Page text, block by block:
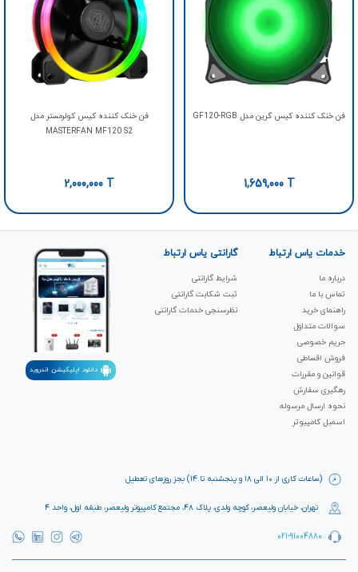
فن خنک کننده کیس گرین مدل GF120-RGB
1,659,000T
فن خنک کننده کیس کولرمستر مدل
MASTERFAN MF120 S2
2,000,000 T
(ساعات کاری از ۱۰ الی ۱۸ و پنجشنبه تا ۱۴) بجز روزهای تعطیل
تهران، خیابان ولیعصر، کوچه ولدی، پلاک ۴۸، مجتمع کامپیوتر ولیعصر، طبقه اول، واحد ۴
021-91004880
خدمات یاس ارتباط
درباره ما
تماس با ما
راهنمای خرید
سوالات متداول
حریم خصوصی
فروش اقساطی
قوانین و مقررات
رهگیری سفارش
نحوه ارسال مرسوله
اسمبل کامپیوتر
گارانتی یاس ارتباط
شرایط گارانتی
ثبت شکابت‌ گارانتی
نظرسنجی خدمات گارانتی
دانلود اپلیکیشن اندروید